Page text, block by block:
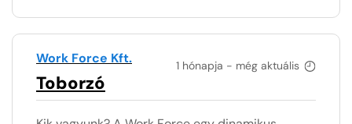
1 hónapja - még aktuális
Work Force Kft.
Toborzó